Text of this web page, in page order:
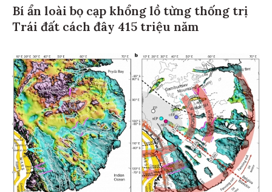
Bí ẩn loài bọ cạp khổng lồ từng thống trị
Trái đất cách đây 415 triệu năm